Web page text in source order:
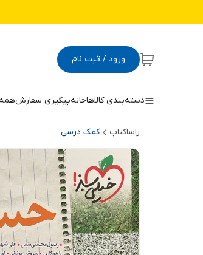
ورود / ثبت نام
دسته‌بندی کالاهاخانهپیگیری سفارش
راساکتاب کمک درسی